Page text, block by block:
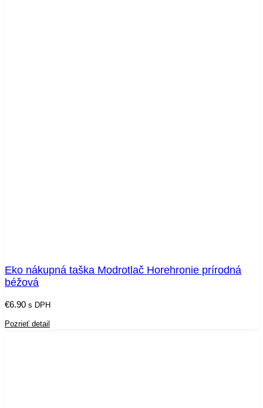
Eko nákupná taška Modrotlač Horehronie prírodná
béžová
€6.90 s DPH
Pozrieť detail